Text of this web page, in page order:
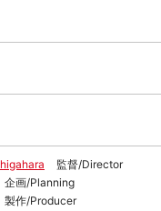
監督/Director
企画/Planning
製作/Producer